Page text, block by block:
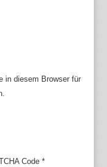
in diesem Browser für
Code*